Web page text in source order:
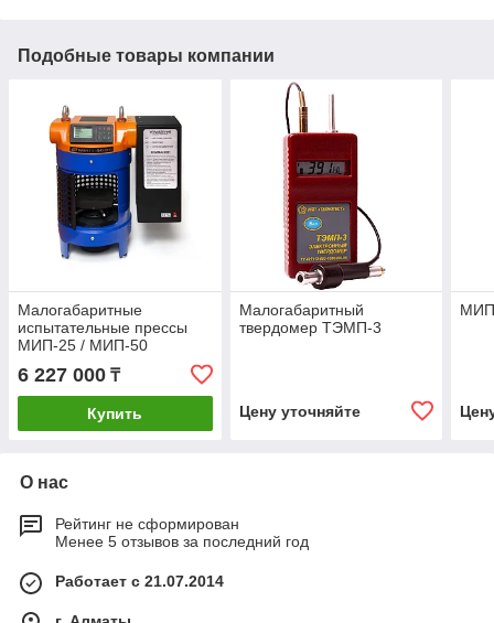
Подобные товары компании
Малогабаритные
испытательные прессы
МИП-25 / МИП-50
6 227 000 ₸
Купить
Малогабаритный
твердомер ТЭМП-3
Цену уточняйте
О нас
Рейтинг не сформирован
Менее 5 отзывов за последний год
Работает с 21.07.2014